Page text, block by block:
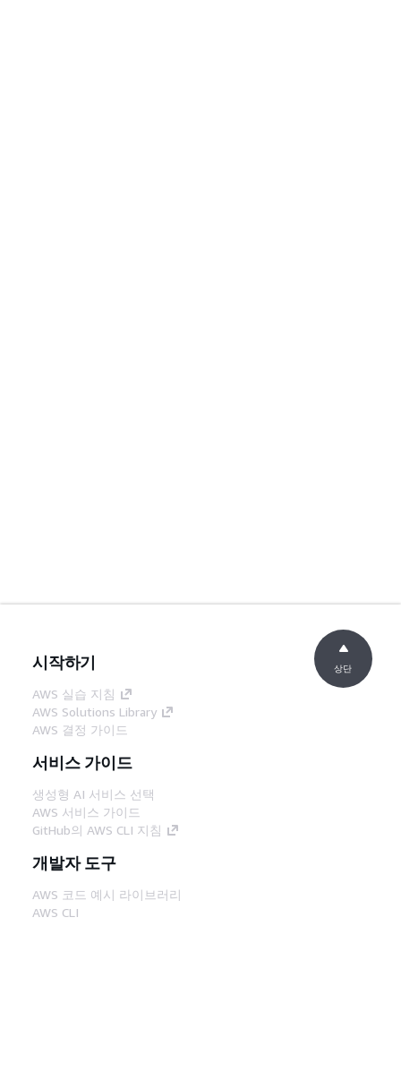
시작하기
AWS 실습 지침
AWS Solutions Library
AWS 결정 가이드
서비스 가이드
생성형 AI 서비스 선택
AWS 서비스 가이드
GitHub의 AWS CLI 지침
개발자 도구
AWS 코드 예시 라이브러리
AWS CLI
상단